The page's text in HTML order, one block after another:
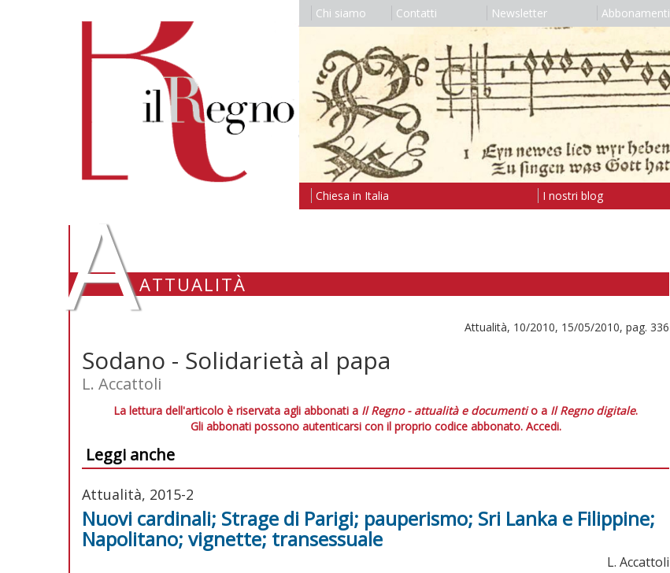
Chi siamo Contatti Newsletter Abbonamenti
Chiesa in Italia I nostri blog
AATTUALITÀ
Attualità, 10/2010, 15/05/2010, pag. 336
Sodano - Solidarietà al papa
L. Accattoli
La lettura dell'articolo è riservata agli abbonati a Il Regno - attualità e documentio a Il Regno digitale.
Gli abbonati possono autenticarsi con il proprio codice abbonato. Accedi.
Leggi anche
Attualità, 2015-2
Nuovi cardinali; Strage di Parigi; pauperismo; Sri Lanka e Filippine;
Napolitano; vignette; transessuale
L. Accattoli